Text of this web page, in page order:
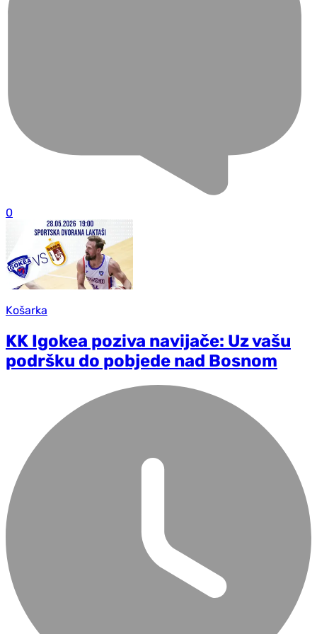
0
Košarka
KK Igokea poziva navijače: Uz vašu
podršku do pobjede nad Bosnom